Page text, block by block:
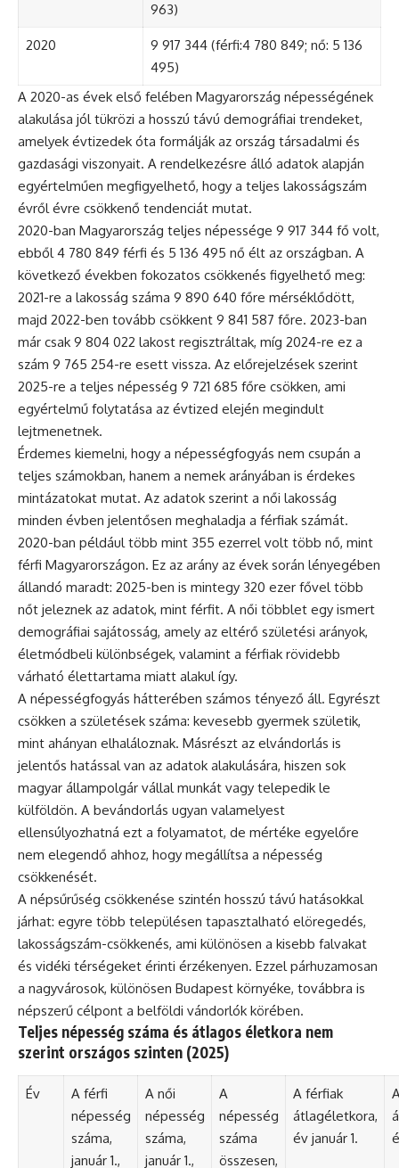
963)
2020
9 917 344 (férfi:4 780 849; nő: 5 136
495)
A 2020-as évek első felében Magyarország népességének
alakulása jól tükrözi a hosszú távú demográfiai trendeket,
amelyek évtizedek óta formálják az ország társadalmi és
gazdasági viszonyait. A rendelkezésre álló adatok alapján
egyértelműen megfigyelhető, hogy a teljes lakosságszám
évről évre csökkenő tendenciát mutat.
2020-ban Magyarország teljes népessége 9 917 344 fő volt,
ebből 4 780 849 férfi és 5 136 495 nő élt az országban. A
következő években fokozatos csökkenés figyelhető meg:
2021-re a lakosság száma 9 890 640 főre mérséklődött,
majd 2022-ben tovább csökkent 9 841 587 főre. 2023-ban
már csak 9 804 022 lakost regisztráltak, míg 2024-re ez a
szám 9 765 254-re esett vissza. Az előrejelzések szerint
2025-re a teljes népesség 9 721 685 főre csökken, ami
egyértelmű folytatása az évtized elején megindult
lejtmenetnek.
Érdemes kiemelni, hogy a népességfogyás nem csupán a
teljes számokban, hanem a nemek arányában is érdekes
mintázatokat mutat. Az adatok szerint a női lakosság
minden évben jelentősen meghaladja a férfiak számát.
2020-ban például több mint 355 ezerrel volt több nő, mint
férfi Magyarországon. Ez az arány az évek során lényegében
állandó maradt: 2025-ben is mintegy 320 ezer fővel több
nőt jeleznek az adatok, mint férfit. A női többlet egy ismert
demográfiai sajátosság, amely az eltérő születési arányok,
életmódbeli különbségek, valamint a férfiak rövidebb
várható élettartama miatt alakul így.
A népességfogyás hátterében számos tényező áll. Egyrészt
csökken a születések száma: kevesebb gyermek születik,
mint ahányan elhaláloznak. Másrészt az elvándorlás is
jelentős hatással van az adatok alakulására, hiszen sok
magyar állampolgár vállal munkát vagy telepedik le
külföldön. A bevándorlás ugyan valamelyest
ellensúlyozhatná ezt a folyamatot, de mértéke egyelőre
nem elegendő ahhoz, hogy megállítsa a népesség
csökkenését.
A népsűrűség csökkenése szintén hosszú távú hatásokkal
járhat: egyre több településen tapasztalható elöregedés,
lakosságszám-csökkenés, ami különösen a kisebb falvakat
és vidéki térségeket érinti érzékenyen. Ezzel párhuzamosan
a nagyvárosok, különösen Budapest környéke, továbbra is
népszerű célpont a belföldi vándorlók körében.
Teljes népesség száma és átlagos életkora nem
szerint országos szinten (2025)
Év
A férfi
népesség
száma,
január 1.,
A női
népesség
száma,
január 1.,
A
népesség
száma
összesen,
A férfiak
átlagéletkora,
év január 1.